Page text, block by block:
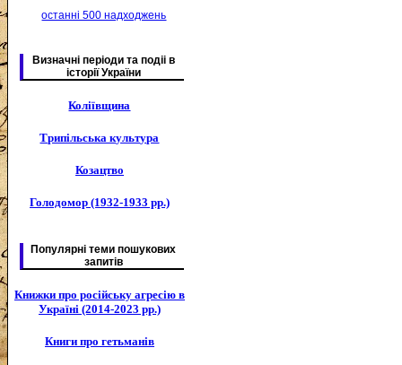
останні 500 надходжень
Визначні періоди та подіі в
історії України
Коліївщина
Трипільська культура
Козацтво
Голодомор (1932-1933 рр.)
Популярні теми пошукових
запитів
Книжки про російську агресію в
Україні (2014-2023 рр.)
Книги про гетьманів